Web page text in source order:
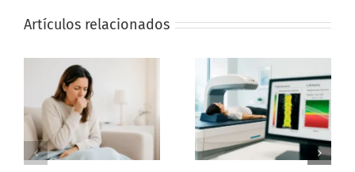
Artículos relacionados